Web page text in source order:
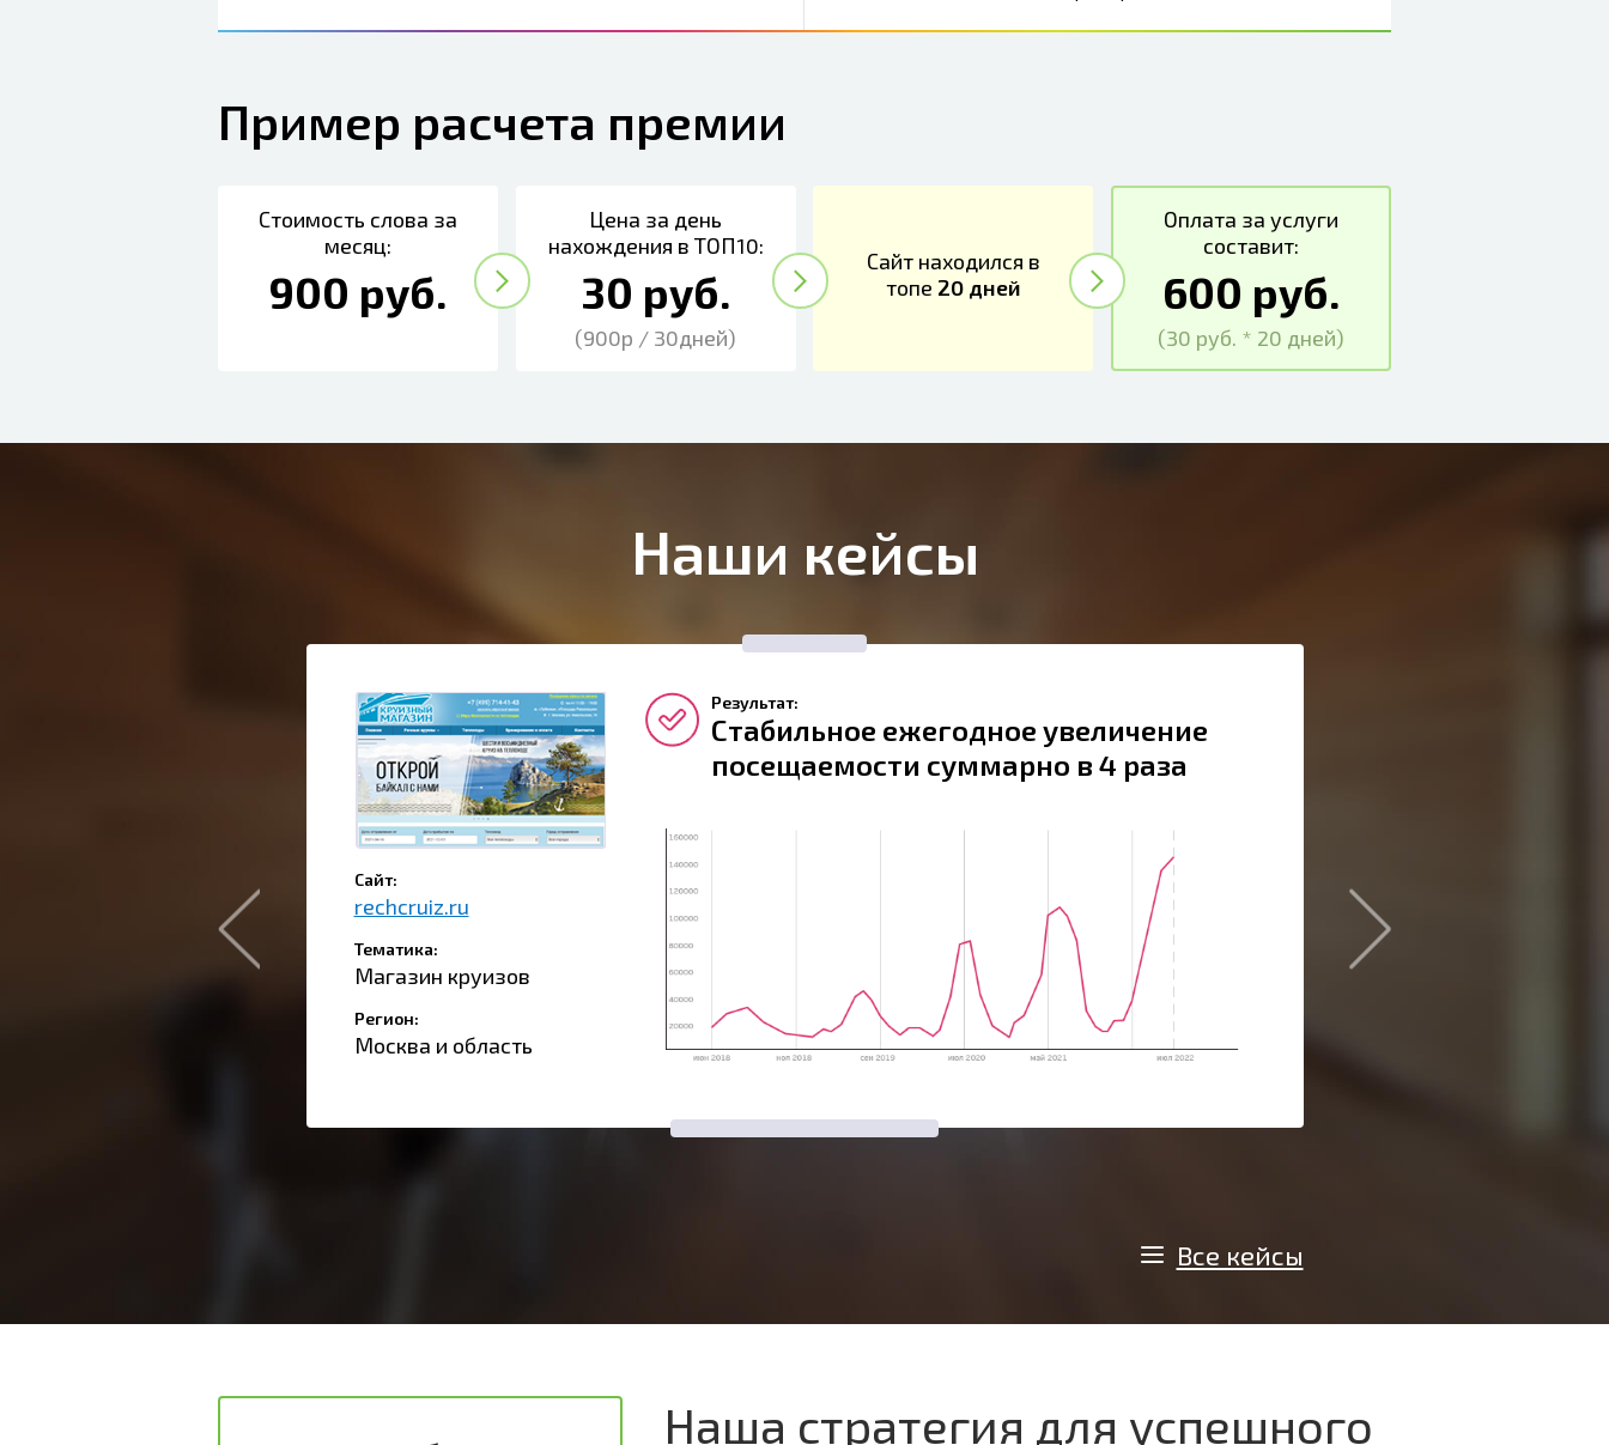
Пример расчета премии
Стоимость слова за
месяц:
900 руб.
Цена за день
нахождения в ТОП10:
30 руб.
(900р / 30дней)
Сайт находился в
топе 20 дней
Оплата за услуги
составит:
600 руб.
(30 руб. * 20 дней)
Наши кейсы
Сайт:
rechcruiz.ru
Тематика:
Магазин круизов
Регион:
Москва и область
Результат:
Стабильное ежегодное увеличение
посещаемости суммарно в 4 раза
Все кейсы
Наша стратегия для успешного